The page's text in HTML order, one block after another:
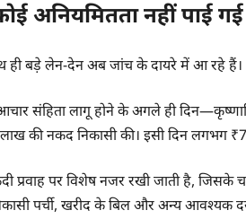
अनियमितता नहीं पाई गई
ही बड़े लेन-देन अब जांच के दायरे में आ रहे हैं।
संहिता लागू होने के अगले ही
की नकद निकासी की। इसी दिन लगभग
प्रवाह पर विशेष नजर रखी जाती है,
पर्ची, खरीद के बिल और अन्य आवश्यक